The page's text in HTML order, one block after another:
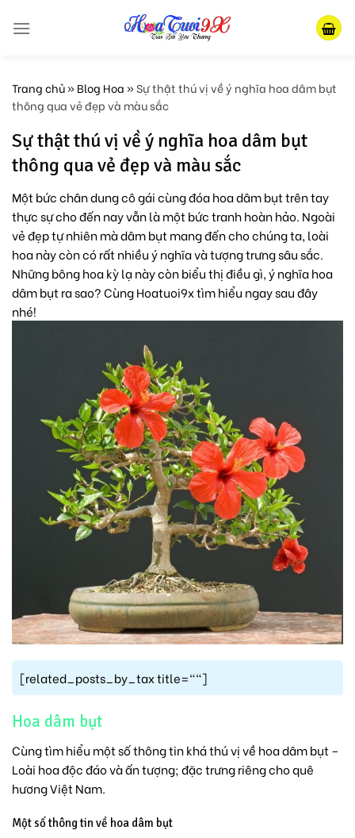
Trang chủ»Blog Hoa»Sự thật thú vị về ý nghĩa hoa dâm bụt
thông qua vẻ đẹp và màu sắc
Sự thật thú vị về ý nghĩa hoa dâm bụt
thông qua vẻ đẹp và màu sắc
Một bức chân dung cô gái cùng đóa hoa dâm bụt trên tay
thực sự cho đến nay vẫn là một bức tranh hoàn hảo. Ngoài
vẻ đẹp tự nhiên mà dâm bụt mang đến cho chúng ta, loài
hoa này còn có rất nhiều ý nghĩa và tượng trưng sâu sắc.
Những bông hoa kỳ lạ này còn biểu thị điều gì, ý nghĩa hoa
dâm bụt ra sao? Cùng Hoatuoi9x tìm hiểu ngay sau đây
nhé!
[related_posts_by_tax title=""]
Hoa dâm bụt
Cùng tìm hiểu một số thông tin khá thú vị về hoa dâm bụt –
Loài hoa độc đáo và ấn tượng; đặc trưng riêng cho quê
hương Việt Nam.
Một số thông tin về hoa dâm bụt